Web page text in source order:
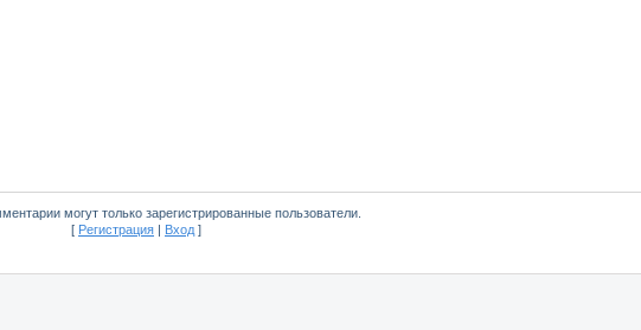
могут только зарегистрированные пользователи.
[ Регистрация | Вход ]